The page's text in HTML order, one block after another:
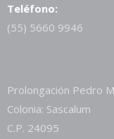
Teléfono:
(55) 5660 9946
Prolongación Pedro
Colonia: Sascalum
C.P. 24095